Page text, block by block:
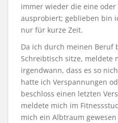
immer wieder die eine
ausprobiert; geblieben bin
nur für kurze Zeit.
Da ich durch meinen Beruf
Schreibtisch sitze, meldete
irgendwann, dass es so
hatte ich Verspannungen
beschloss einen letzten
meldete mich im
mich ein Albtraum